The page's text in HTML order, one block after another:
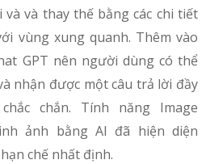
và thay thế bằng các chi tiết
vùng xung quanh. Thêm vào
GPT nên người dùng có thể
nhận được một câu trả lời đầy
chắn. Tính năng Image
ảnh bằng AI đã hiện diện
chế nhất định.